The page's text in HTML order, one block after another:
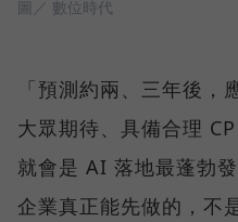
圖／ 數位時代
「預測約兩、三年後
大眾期待、具備合理
就會是 AI 落地最蓬勃
企業真正能先做的，不